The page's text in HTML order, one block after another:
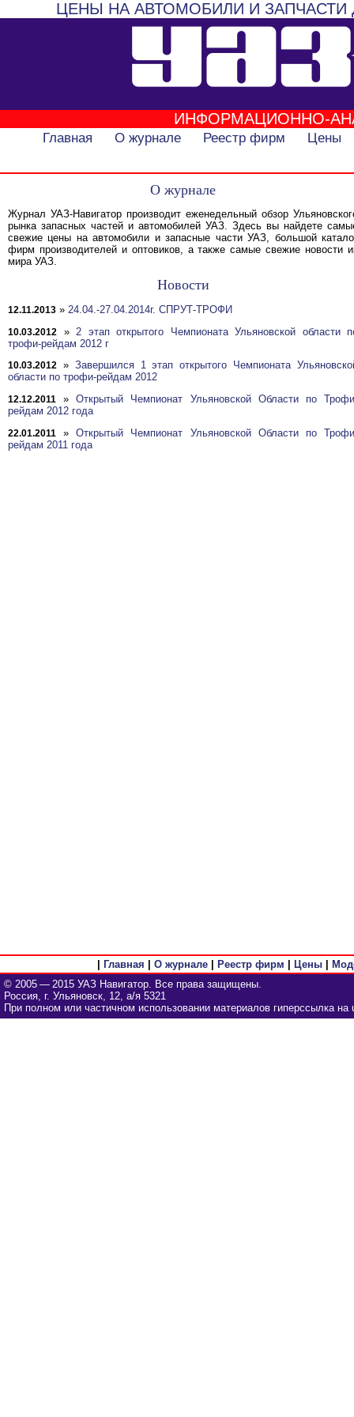
ЦЕНЫ НА АВТОМОБИЛИ И
ИНФОРМАЦИОННО-
Главная О журнале Реестр фирм Цены
О журнале
Журнал УАЗ-Навигатор производит еженедельный обзор
рынка запасных частей и автомобилей УАЗ. Здесь вы найдете
свежие цены на автомобили и запасные части УАЗ, большой
фирм производителей и оптовиков, а также самые свежие новости
мира УАЗ.
Новости
12.11.2013 » 24.04.-27.04.2014г. СПРУТ-ТРОФИ
10.03.2012 » 2 этап открытого Чемпионата Ульяновской области
трофи-рейдам 2012 г
10.03.2012 » Завершился 1 этап открытого Чемпионата
области по трофи-рейдам 2012
12.12.2011 »Открытый Чемпионат Ульяновской Области по
рейдам 2012 года
22.01.2011 »Открытый Чемпионат Ульяновской Области по
рейдам 2011 года
Главная О журнале| Реестр фирм Цены|
© 2005 — 2015 УАЗ Навигатор. Все права защищены.
Россия, г. Ульяновск, 12, а/я 5321
При полном или частичном использовании материалов гиперссылка на